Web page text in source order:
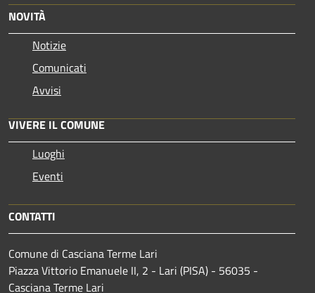
NOVITÀ
Notizie
Comunicati
Avvisi
VIVERE IL COMUNE
Luoghi
Eventi
CONTATTI
Comune di Casciana Terme Lari
Piazza Vittorio Emanuele II, 2 - Lari (PISA) - 56035 -
Casciana Terme Lari